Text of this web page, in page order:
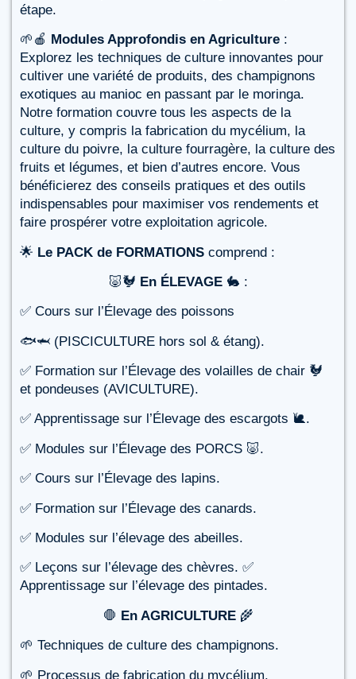
étape.
🌱🍎 Modules Approfondis en Agriculture :
Explorez les techniques de culture innovantes pour
cultiver une variété de produits, des champignons
exotiques au manioc en passant par le moringa.
Notre formation couvre tous les aspects de la
culture, y compris la fabrication du mycélium, la
culture du poivre, la culture fourragère, la culture des
fruits et légumes, et bien d’autres encore. Vous
bénéficierez des conseils pratiques et des outils
indispensables pour maximiser vos rendements et
faire prospérer votre exploitation agricole.
🌟 Le PACK de FORMATIONS comprend :
🐷🐓 En ÉLEVAGE🐇 :
✅ Cours sur l’Élevage des poissons
🐟🦈 (PISCICULTURE hors sol & étang).
✅ Formation sur l’Élevage des volailles de chair 🐓
et pondeuses (AVICULTURE).
✅ Apprentissage sur l’Élevage des escargots 🐌.
✅ Modules sur l’Élevage des PORCS 🐷.
✅ Cours sur l’Élevage des lapins.
✅ Formation sur l’Élevage des canards.
✅ Modules sur l’élevage des abeilles.
✅ Leçons sur l’élevage des chèvres. ✅
Apprentissage sur l’élevage des pintades.
🛑 En AGRICULTURE🌾
🌱 Techniques de culture des champignons.
🌱 Processus de fabrication du mycélium.